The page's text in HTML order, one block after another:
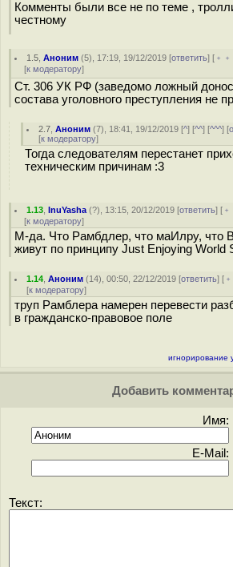
Комменты были все не по теме ,
честному
1.5 ,Аноним (5), 17:19, 19/12/2019 [ответить] [
[к модератору]
Ст. 306 УК РФ (заведомо ложный
состава уголовного преступления не
2.7 ,Аноним (7), 18:41, 19/12/2019 [^] [^^] [^^^] [
[к модератору]
Тогда следователям перестанет
техническим причинам :3
1.13 ,InuYasha (?), 13:15, 20/12/2019 [ответить] [
[к модератору]
М-да. Что Рамбдлер, что маИлру, что
живут по принципу Just Enjoying World
1.14 ,Аноним (14), 00:50, 22/12/2019 [ответить] [
[к модератору]
труп Рамблера намерен перевести
в гражданско-правовое поле
игнорирование
Добавить
Имя:
E-Mail:
Текст: